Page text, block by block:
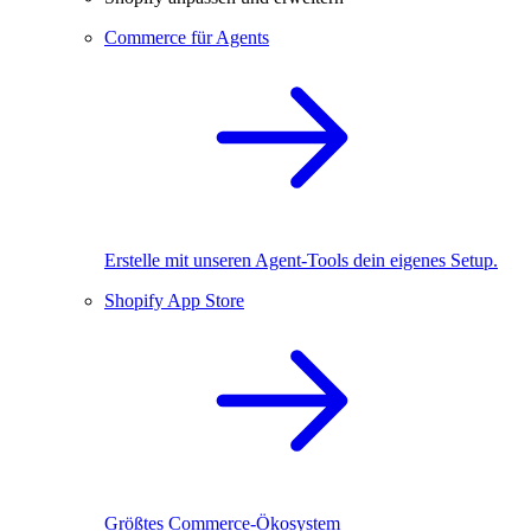
Commerce für Agents
Erstelle mit unseren Agent-Tools dein eigenes Setup.
Shopify App Store
Größtes Commerce-Ökosystem